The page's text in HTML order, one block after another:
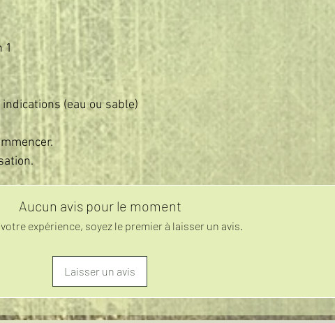
1
(eau ou sable)
travailler votre précision et vitesse
- Convient aussi bien aux enfants
- Tube intérieur renforcé par un
haute densité et revêtement
les chocs
remplir d 'eau ou de sable avec
ventouses sous-jacentes
- Montage simple et rapide
Aucun avis pour le moment
expérience, soyez le premier à laisser un avis.
Laisser un avis